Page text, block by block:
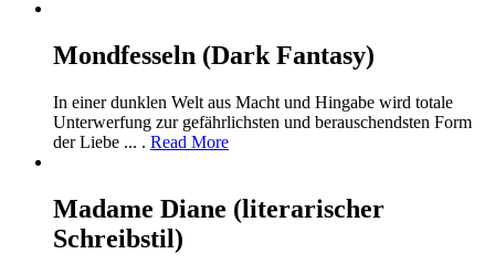
Mondfesseln (Dark Fantasy)
In einer dunklen Welt aus Macht und Hingabe wird totale
Unterwerfung zur gefährlichsten und berauschendsten Form
der Liebe ... . Read More
Madame Diane (literarischer
Schreibstil)